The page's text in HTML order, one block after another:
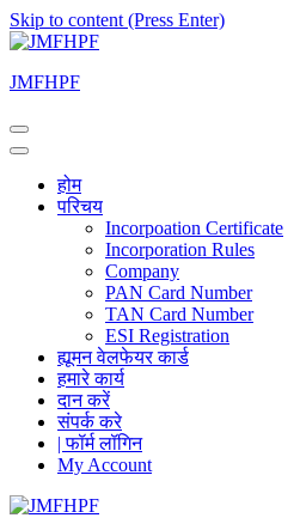
Skip to content (Press Enter)
JMFHPF
होम
परिचय
Incorpoation Certificate
Incorporation Rules
Company
PAN Card Number
TAN Card Number
ESI Registration
ह्यूमन वेलफेयर कार्ड
हमारे कार्य
दान करें
संपर्क करे
| फॉर्म लॉगिन
My Account